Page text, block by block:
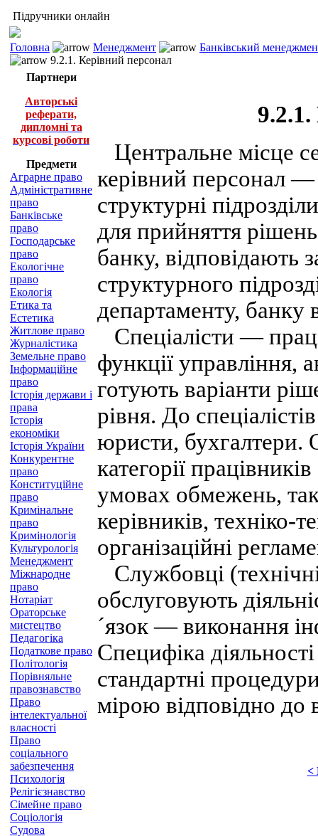
Підручники онлайн
Головна Менеджмент
Банківський
9.2.1. Керівний персонал
Партнери
Авторські
реферати,
дипломні та
курсові роботи
Предмети
Аграрне право
Адміністративне
право
Банківське
право
Господарське
право
Екологічне
право
Екологія
Етика та
Естетика
Житлове право
Журналістика
Земельне право
Інформаційне
право
Історія держави і
права
Історія
економіки
Історія України
Конкурентне
право
Конституційне
право
Кримінальне
право
Кримінологія
Культурологія
Менеджмент
Міжнародне
право
Нотаріат
Ораторське
мистецтво
Педагогіка
Податкове право
Політологія
Порівняльне
правознавство
Право
інтелектуальної
власності
Право
соціального
забезпечення
Психологія
Релігієзнавство
Сімейне право
Соціологія
Судова
Центральне місце
керівний персонал
структурні
для прийняття
банку, відповідають
структурного
департаменту, банку
Спеціалісти —
функції управління,
готують варіанти
рівня. До
юристи, бухгалтери.
категорії
умовах обмежень,
керівників, техніко-
організаційні
Службовці
обслуговують
´язок — виконання
Специфіка
стандартні
мірою відповідно до
<